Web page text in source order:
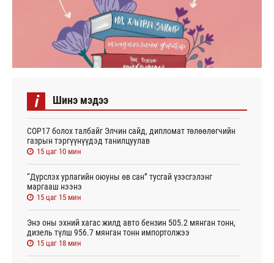
i Шинэ мэдээ
СОР17 болох талбайг Элчин сайд, дипломат төлөөлөгчийн
газрын тэргүүнүүдэд танилцуулав
15 цаг 10 мин
“Дүрслэх урлагийн оюуны өв сан” тусгай үзэсгэлэнг
маргааш нээнэ
15 цаг 15 мин
Энэ оны эхний хагас жилд авто бензин 505.2 мянган тонн,
дизель түлш 956.7 мянган тонн импортолжээ
15 цаг 18 мин